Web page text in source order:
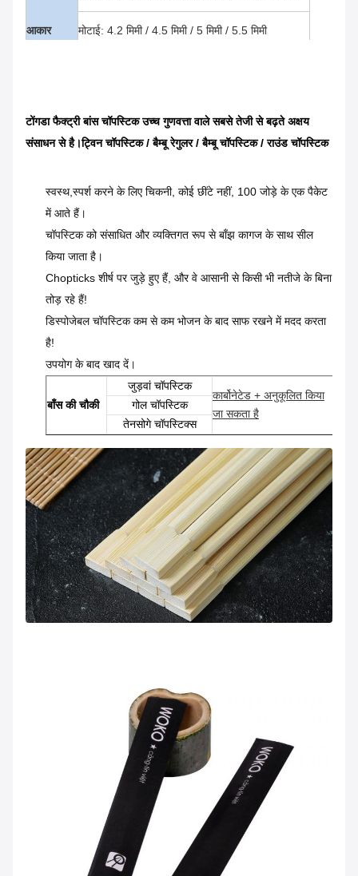
आकार मोटाई: 4.2 मिमी / 4.5 मिमी / 5 मिमी / 5.5 मिमी
अर्द्ध बंद कागज पैकिंग / खुले कागज पैकिंग / पूर्ण प्लास्टिक
टोंगडा फैक्ट्री बांस चॉपस्टिक उच्च गुणवत्ता वाले सबसे तेजी से बढ़ते अक्षय
संसाधन से है।ट्विन चॉपस्टिक / बैम्बू रेगुलर / बैम्बू चॉपस्टिक / राउंड चॉपस्टिक
स्वस्थ,स्पर्श करने के लिए चिकनी, कोई छींटे नहीं, 100 जोड़े के एक पैकेट
में आते हैं।
चॉपस्टिक को संसाधित और व्यक्तिगत रूप से बाँझ कागज के साथ सील
किया जाता है।
Chopticks शीर्ष पर जुड़े हुए हैं, और वे आसानी से किसी भी नतीजे के बिना
तोड़ रहे हैं!
डिस्पोजेबल चॉपस्टिक कम से कम भोजन के बाद साफ रखने में मदद करता
है!
उपयोग के बाद खाद दें।
बाँस की चौकी
जुड़वां चॉपस्टिक
कार्बोनेटेड + अनुकूलित किया
जा सकता है
गोल चॉपस्टिक
तेनसोगे चॉपस्टिक्स